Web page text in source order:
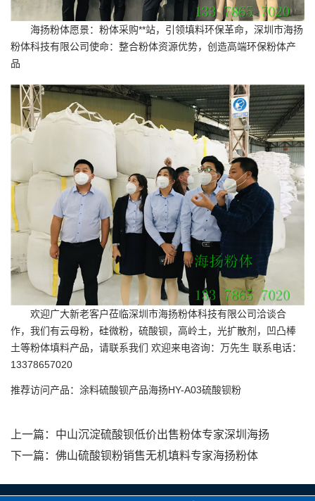
海扬粉体愿景：粉体采购**站，引领填料环保革命，深圳市海扬
粉体科技有限公司使命：整合粉体资源优势，创造高端环保粉体产
品
欢迎广大新老客户莅临深圳市海扬粉体科技有限公司洽谈合
作，我们有云母粉，硅微粉，硫酸钡，高岭土，光扩散剂，凹凸棒
土等粉体填料产品，请联系我们 欢迎来电咨询：万先生 联系电话：
13378657020
推荐访问产品： 涂料硫酸钡产品海扬HY-A03硫酸钡粉
上一篇： 中山沉淀硫酸钡低价出售粉体专家深圳海扬
下一篇： 佛山硫酸钡粉销售无机填料专家海扬粉体